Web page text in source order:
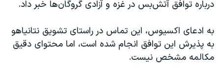
قانون شفافیت دارائی کادر رهبری ایران
اعتراضات مردمی آبان ۹۸
درباره توافق آتش‌بس در غزه و آزادی گروگان‌ها خبر داد.
به ادعای اکسیوس، این تماس در راستای تشویق نتانیاهو
به پذیرش این توافق انجام شده است، اما محتوای دقیق
مکالمه مشخص نیست.